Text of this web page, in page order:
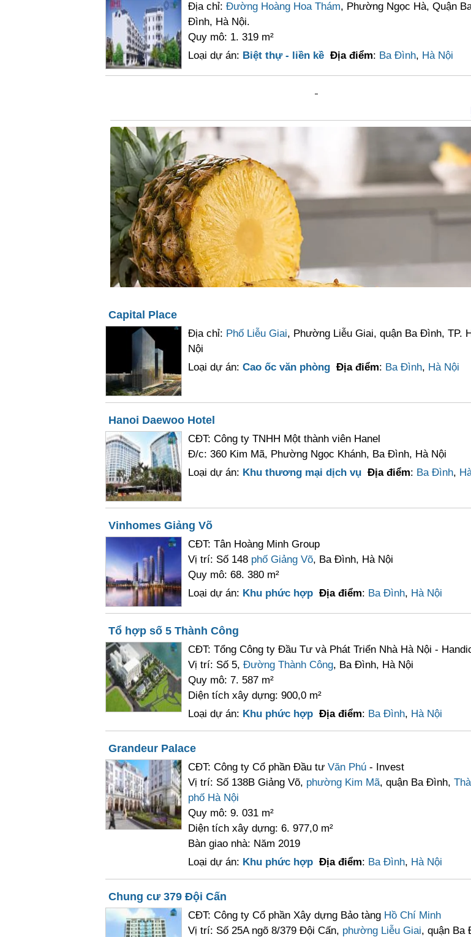
Địa chỉ: Đường Hoàng Hoa Thám, Phường Ngọc Hà, Quận
Đình, Hà Nội.
Quy mô: 1. 319 m²
Loại dự án: Biệt thự - liền kề Địa điểm: Ba Đình, Hà Nội
Capital Place
Địa chỉ: Phố Liễu Giai, Phường Liễu Giai, quận Ba Đình, TP.
Nội
Loại dự án: Cao ốc văn phòng Địa điểm: Ba Đình, Hà Nội
Hanoi Daewoo Hotel
CĐT: Công ty TNHH Một thành viên Hanel
Đ/c: 360 Kim Mã, Phường Ngọc Khánh, Ba Đình, Hà Nội
Loại dự án: Khu thương mại dịch vụ Địa điểm: Ba Đình,
Vinhomes Giảng Võ
CĐT: Tân Hoàng Minh Group
Vị trí: Số 148 phố Giảng Võ, Ba Đình, Hà Nội
Quy mô: 68. 380 m²
Loại dự án: Khu phức hợp Địa điểm: Ba Đình, Hà Nội
Tổ hợp số 5 Thành Công
CĐT: Tổng Công ty Đầu Tư và Phát Triển Nhà Hà Nội -
Vị trí: Số 5, Đường Thành Công, Ba Đình, Hà Nội
Quy mô: 7. 587 m²
Diện tích xây dựng: 900,0 m²
Loại dự án: Khu phức hợp Địa điểm: Ba Đình, Hà Nội
Grandeur Palace
CĐT: Công ty Cổ phần Đầu tư Văn Phú- Invest
Vị trí: Số 138B Giảng Võ, phường Kim Mã, quận Ba Đình,
phố Hà Nội
Quy mô: 9. 031 m²
Diện tích xây dựng: 6. 977,0 m²
Bàn giao nhà: Năm 2019
Loại dự án: Khu phức hợp Địa điểm: Ba Đình, Hà Nội
Chung cư 379 Đội Cấn
CĐT: Công ty Cổ phần Xây dựng Bảo tàng Hồ Chí Minh
Vị trí: Số 25A ngõ 8/379 Đội Cấn, phường Liễu Giai, quận Ba